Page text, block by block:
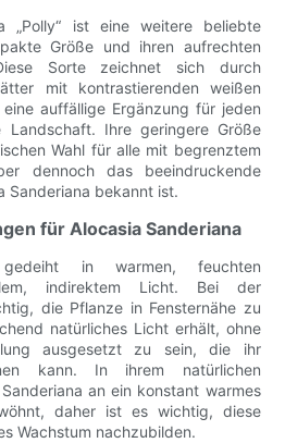
„Polly“ ist eine weitere beliebte
Größe und ihren aufrechten
Sorte zeichnet sich durch
mit kontrastierenden weißen
auffällige Ergänzung für jeden
Landschaft. Ihre geringere Größe
Wahl für alle mit begrenztem
dennoch das beeindruckende
Sanderiana bekannt ist.
für Alocasia Sanderiana
gedeiht in warmen, feuchten
indirektem Licht. Bei der
die Pflanze in Fensternähe zu
natürliches Licht erhält, ohne
ausgesetzt zu sein, die ihr
kann. In ihrem natürlichen
an ein konstant warmes
daher ist es wichtig, diese
Wachstum nachzubilden.